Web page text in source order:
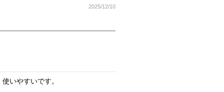
2025/12/10
いやすいです。